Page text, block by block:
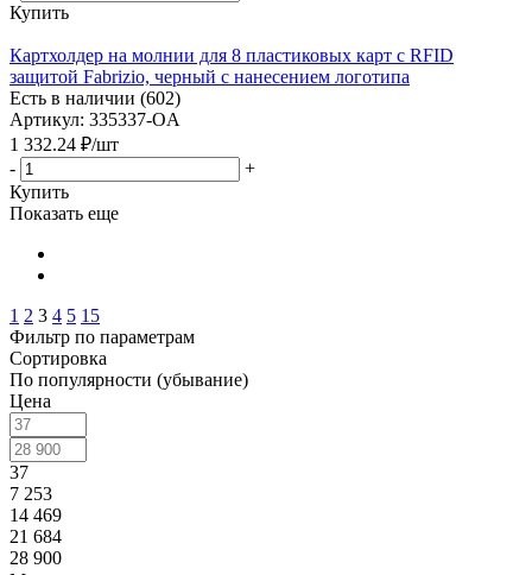
Купить
Картхолдер на молнии для 8 пластиковых карт с RFID
защитой Fabrizio, черный с нанесением логотипа
Есть в наличии (602)
Артикул: 335337-OA
1 332.24 ₽/шт
-
+
Купить
Показать еще
1 2 3 4 5 15
Фильтр по параметрам
Сортировка
По популярности (убывание)
Цена
37
7 253
14 469
21 684
28 900